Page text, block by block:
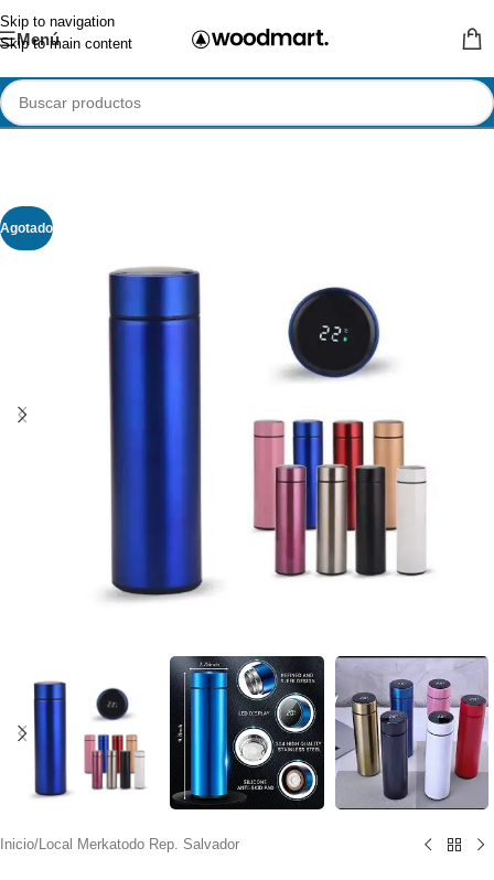
Skip to navigation
Skip to main content
Menú
Agotado
Inicio/Local Merkatodo Rep. Salvador